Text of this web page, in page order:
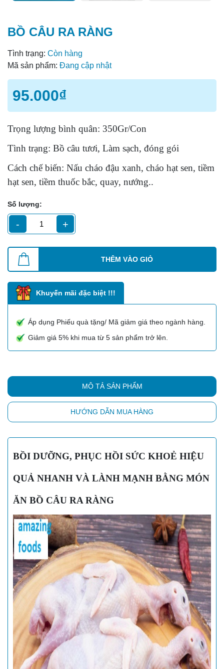
BỒ CÂU RA RÀNG
Tình trạng: Còn hàng
Mã sản phẩm: Đang cập nhật
95.000₫
Trọng lượng bình quân: 350Gr/Con
Tình trạng: Bồ câu tươi, Làm sạch, đóng gói
Cách chế biến: Nấu cháo đậu xanh, cháo hạt sen, tiềm
hạt sen, tiềm thuốc bắc, quay, nướng..
Số lượng:
- +
THÊM VÀO GIỎ
Khuyến mãi đặc biệt !!!
Áp dụng Phiếu quà tặng/ Mã giảm giá theo ngành hàng.
Giảm giá 5% khi mua từ 5 sản phẩm trở lên.
MÔ TẢ SẢN PHẨM
HƯỚNG DẪN MUA HÀNG
BỒI DƯỠNG, PHỤC HỒI SỨC KHOẺ HIỆU
QUẢ NHANH VÀ LÀNH MẠNH BẰNG MÓN
ĂN BỒ CÂU RA RÀNG